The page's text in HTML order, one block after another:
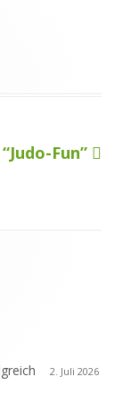
Fun”
2. Juli 2026